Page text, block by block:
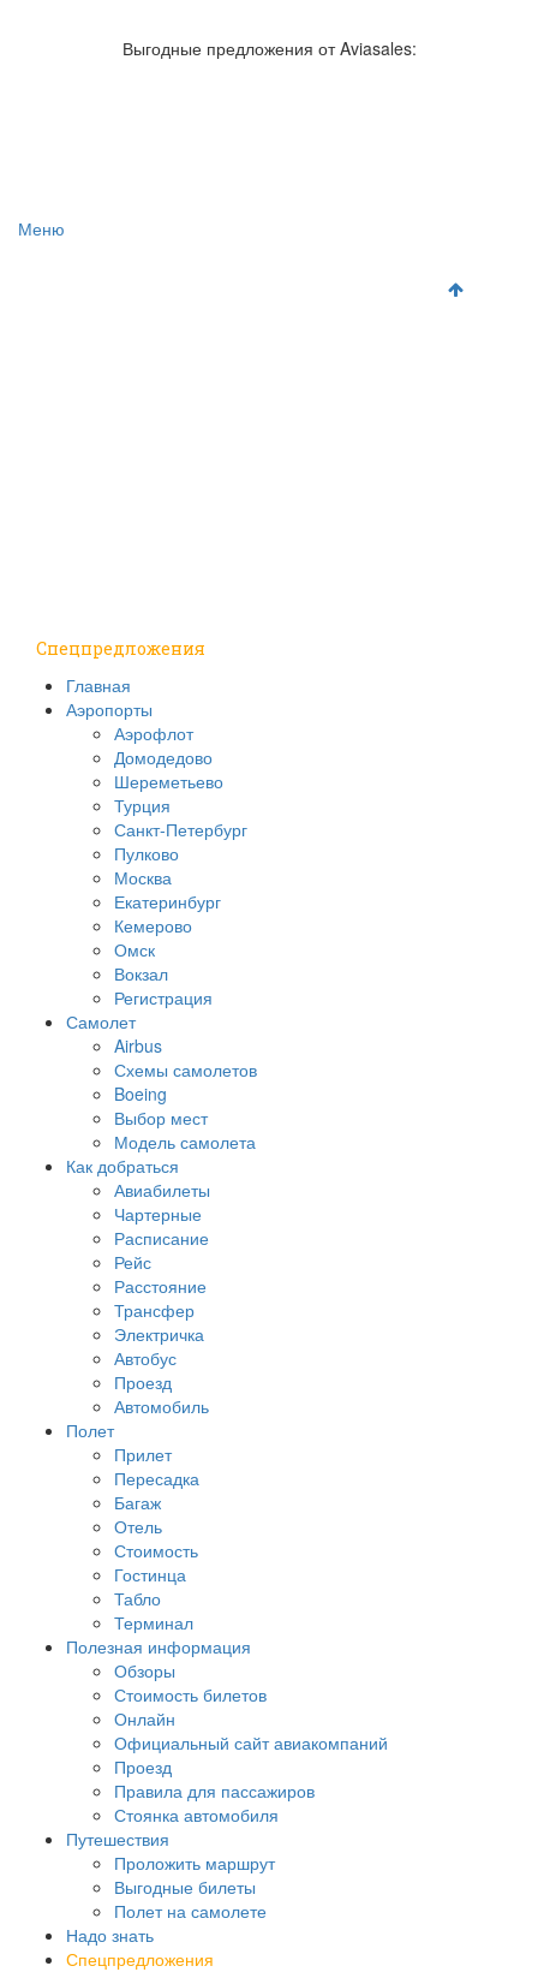
Отзывы об аэропортах
Отслеживание самолетов онлайн
Поиск авиакасс
Выгодные предложения от Aviasales:
Меню
Спецпредложения
Главная
Аэропорты
Аэрофлот
Домодедово
Шереметьево
Турция
Санкт-Петербург
Пулково
Москва
Екатеринбург
Кемерово
Омск
Вокзал
Регистрация
Самолет
Airbus
Схемы самолетов
Boeing
Выбор мест
Модель самолета
Как добраться
Авиабилеты
Чартерные
Расписание
Рейс
Расстояние
Трансфер
Электричка
Автобус
Проезд
Автомобиль
Полет
Прилет
Пересадка
Багаж
Отель
Стоимость
Гостинца
Табло
Терминал
Полезная информация
Обзоры
Стоимость билетов
Онлайн
Официальный сайт авиакомпаний
Проезд
Правила для пассажиров
Стоянка автомобиля
Путешествия
Проложить маршрут
Выгодные билеты
Полет на самолете
Надо знать
Спецпредложения